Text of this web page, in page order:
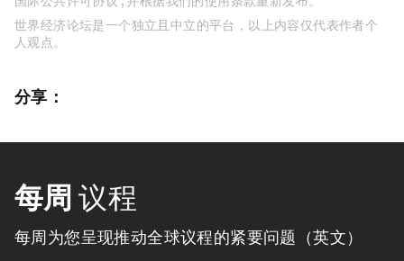
世界经济论坛是一个独立且中立的平台，以上内容仅代表作者个
人观点。
分享：
每周 议程
每周为您呈现推动全球议程的紧要问题（英文）